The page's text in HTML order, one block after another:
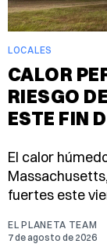
LOCALES
CALOR
RIESGO
ESTE FIN
El calor
fuertes este
EL PLANETA TEAM
7 de agosto de 2026